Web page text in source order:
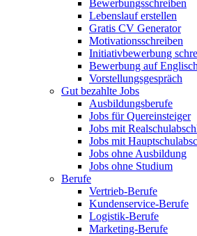
Bewerbungsschreiben
Lebenslauf erstellen
Gratis CV Generator
Motivationsschreiben
Initiativbewerbung
Bewerbung auf Englisch
Vorstellungsgespräch
Gut bezahlte Jobs
Ausbildungsberufe
Jobs für Quereinsteiger
Jobs mit
Jobs mit
Jobs ohne Ausbildung
Jobs ohne Studium
Berufe
Vertrieb-Berufe
Kundenservice-Berufe
Logistik-Berufe
Marketing-Berufe